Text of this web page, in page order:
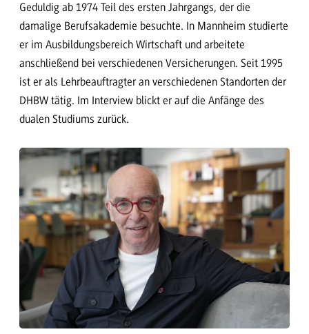
Geduldig ab 1974 Teil des ersten Jahrgangs, der die
damalige Berufsakademie besuchte. In Mannheim studierte
er im Ausbildungsbereich Wirtschaft und arbeitete
anschließend bei verschiedenen Versicherungen. Seit 1995
ist er als Lehrbeauftragter an verschiedenen Standorten der
DHBW tätig. Im Interview blickt er auf die Anfänge des
dualen Studiums zurück.